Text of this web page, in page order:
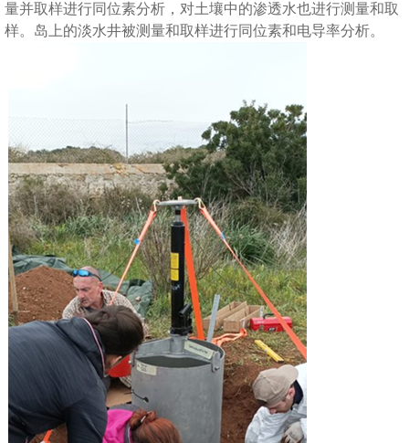
量并取样进行同位素分析，对土壤中的渗透水也进行测量和取
样。岛上的淡水井被测量和取样进行同位素和电导率分析。